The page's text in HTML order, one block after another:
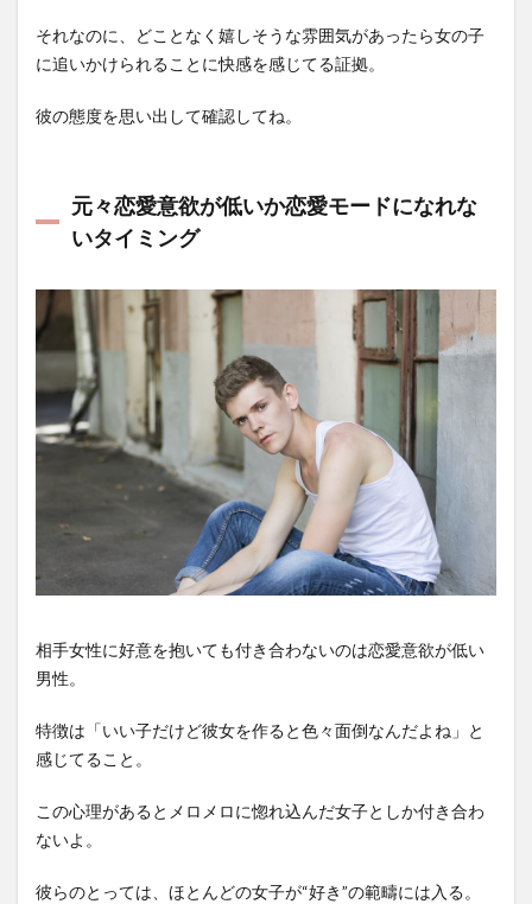
それなのに、どことなく嬉しそうな雰囲気があったら女の子
に追いかけられることに快感を感じてる証拠。
彼の態度を思い出して確認してね。
元々恋愛意欲が低いか恋愛モードになれな
いタイミング
相手女性に好意を抱いても付き合わないのは恋愛意欲が低い
男性。
特徴は「いい子だけど彼女を作ると色々面倒なんだよね」と
感じてること。
この心理があるとメロメロに惚れ込んだ女子としか付き合わ
ないよ。
彼らのとっては、ほとんどの女子が“好き”の範疇には入る。